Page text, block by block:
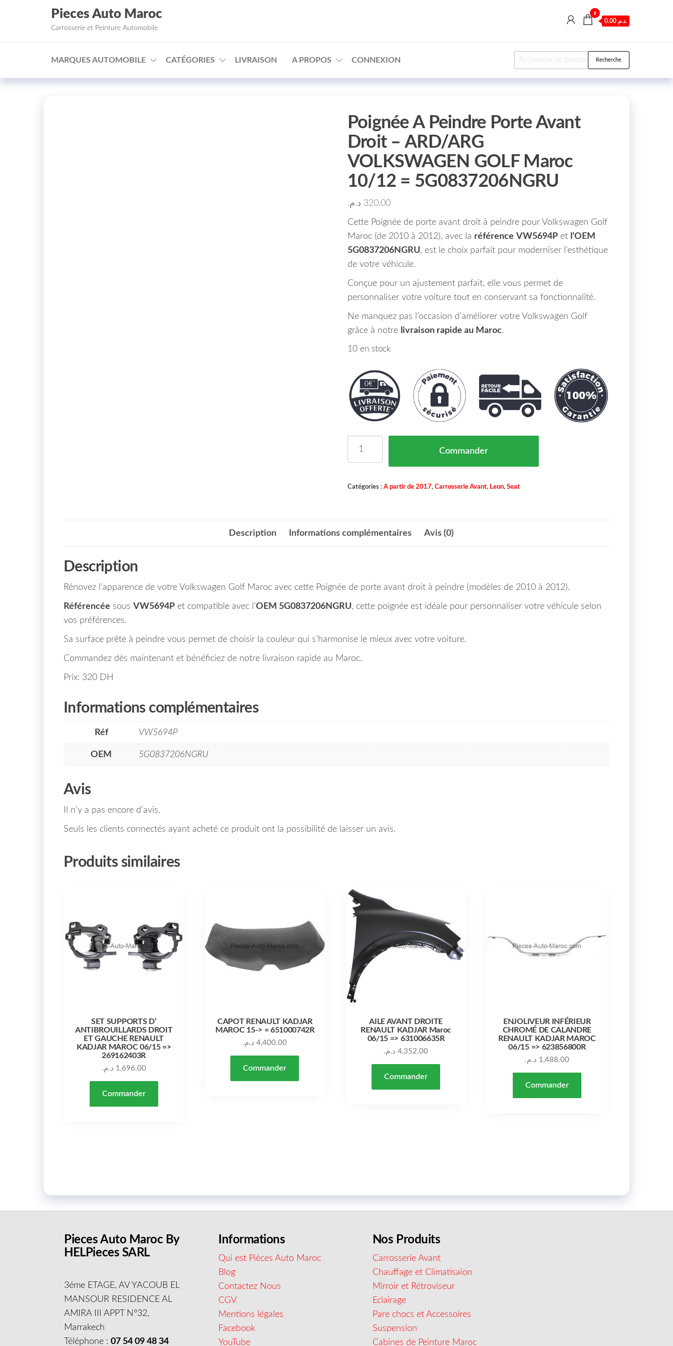
□
Aller au contenu
Pieces Auto Maroc
Carrosserie et Peinture Automobile
0
0.00 د.م.
MARQUES AUTOMOBILE CATÉGORIES LIVRAISON A PROPOS CONNEXION Recherche pour : Recherche
Poignée A Peindre Porte Avant
Droit – ARD/ARG
VOLKSWAGEN GOLF Maroc
10/12 = 5G0837206NGRU
320.00 د.م.
Cette Poignée de porte avant droit à peindre pour Volkswagen Golf
Maroc (de 2010 à 2012), avec la référence VW5694Pet l’OEM
5G0837206NGRU, est le choix parfait pour moderniser l’esthétique
de votre véhicule.
Conçue pour un ajustement parfait, elle vous permet de
personnaliser votre voiture tout en conservant sa fonctionnalité.
Ne manquez pas l’occasion d’améliorer votre Volkswagen Golf
grâce à notre livraison rapide au Maroc.
10 en stock
Commander
Catégories : A partir de 2017, Carrosserie Avant, Leon, Seat
Description Informations complémentaires Avis (0)
Description
Rénovez l’apparence de votre Volkswagen Golf Maroc avec cette Poignée de porte avant droit à peindre (modèles de 2010 à 2012).
Référencée sous VW5694P et compatible avec l’OEM 5G0837206NGRU, cette poignée est idéale pour personnaliser votre véhicule selon
vos préférences.
Sa surface prête à peindre vous permet de choisir la couleur qui s’harmonise le mieux avec votre voiture.
Commandez dès maintenant et bénéficiez de notre livraison rapide au Maroc.
Prix: 320 DH
Informations complémentaires
Réf VW5694P
OEM 5G0837206NGRU
Avis
Il n’y a pas encore d’avis.
Seuls les clients connectés ayant acheté ce produit ont la possibilité de laisser un avis.
Produits similaires
SET SUPPORTS D’
ANTIBROUILLARDS DROIT
ET GAUCHE RENAULT
KADJAR MAROC 06/15 =>
269162403R
1,696.00 د.م.
Commander
CAPOT RENAULT KADJAR
MAROC 15-> = 651000742R
4,400.00 د.م.
Commander
AILE AVANT DROITE
RENAULT KADJAR Maroc
06/15 => 631006635R
4,352.00 د.م.
Commander
ENJOLIVEUR INFÉRIEUR
CHROMÉ DE CALANDRE
RENAULT KADJAR MAROC
06/15 => 623856800R
1,488.00 د.م.
Commander
Pieces Auto Maroc By
HELPieces SARL
3éme ETAGE, AV YACOUB EL
MANSOUR RESIDENCE AL
AMIRA III APPT N°32,
Marrakech
Téléphone :07 54 09 48 34
Informations
Qui est Pièces Auto Maroc
Blog
Contactez Nous
CGV
Mentions légales
Facebook
YouTube
Nos Produits
Carrosserie Avant
Chauffage et Climatisaion
Mirroir et Rétroviseur
Eclairage
Pare chocs et Accessoires
Suspension
Cabines de Peinture Maroc